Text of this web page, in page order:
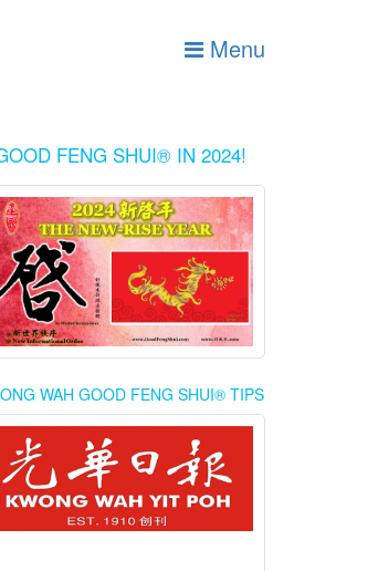
Menu
FENG SHUI® IN 2024!
WAH GOOD FENG SHUI® TIPS